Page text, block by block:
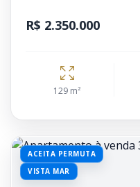
R$ 2.350.000
129 m²
ACEITA PERMUTA
VISTA MAR